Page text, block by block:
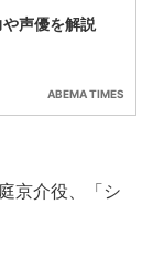
声優を解説
ABEMA TIMES
京介役、「シ